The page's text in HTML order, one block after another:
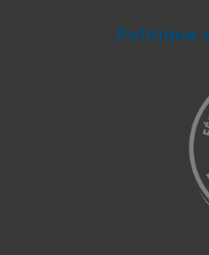
Politique